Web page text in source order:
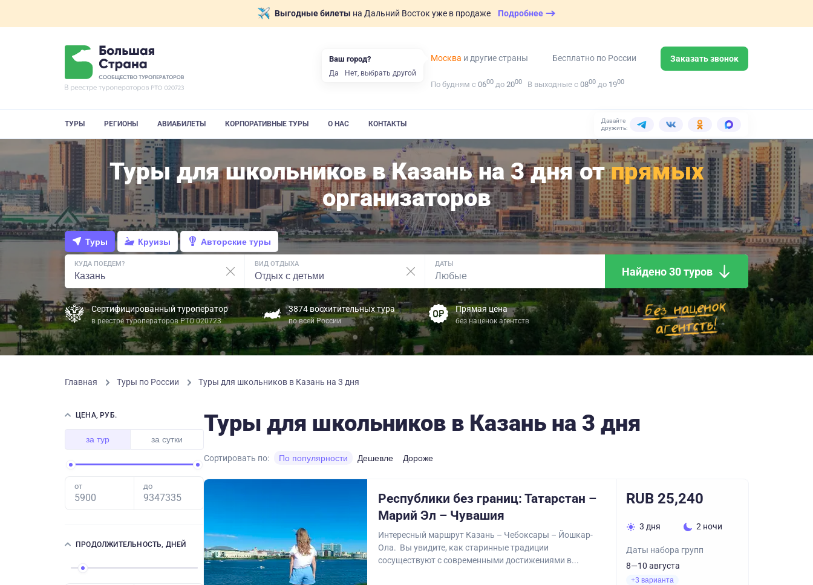
Выгодные билеты на Дальний Восток уже в продаже Подробнее
Москва и другие страны Бесплатно по России Заказать звонок
По будням с 0600 до 2000 В выходные с 0800 до 1900
ТУРЫ РЕГИОНЫ АВИАБИЛЕТЫ КОРПОРАТИВНЫЕ ТУРЫ О НАС КОНТАКТЫ
Давайте
дружить:
Туры для школьников в Казань на 3 дня отпрямых
организаторов
Туры Круизы Авторские туры
КУДА ПОЕДЕМ? ВИД ОТДЫХА ДАТЫ
Найдено 30 туров
Сертифицированный туроператор
в реестре туроператоров РТО 020723
3874 восхитительных тура
по всей России
Прямая цена
без наценок агентств
Главная Туры по России Туры для школьников в Казань на 3 дня
ЦЕНА, РУБ.
за тур за сутки
от до
ПРОДОЛЖИТЕЛЬНОСТЬ, ДНЕЙ
Туры для школьников в Казань на 3 дня
Сортировать по: По популярности Дешевле Дороже
Республики без границ: Татарстан –
Марий Эл – Чувашия
Интересный маршрут Казань – Чебоксары – Йошкар-
Ола. Вы увидите, как старинные традиции
сосуществуют с современными достижениями в...
RUB 25,240
3 дня 2 ночи
Даты набора групп
8—10 августа
+3 варианта
Ваш город?
Да Нет, выбрать другой